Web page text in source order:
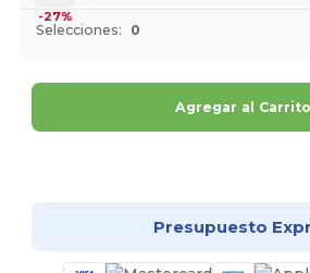
-27%
Selecciones: 0
Agregar al Carrito
Presupuesto